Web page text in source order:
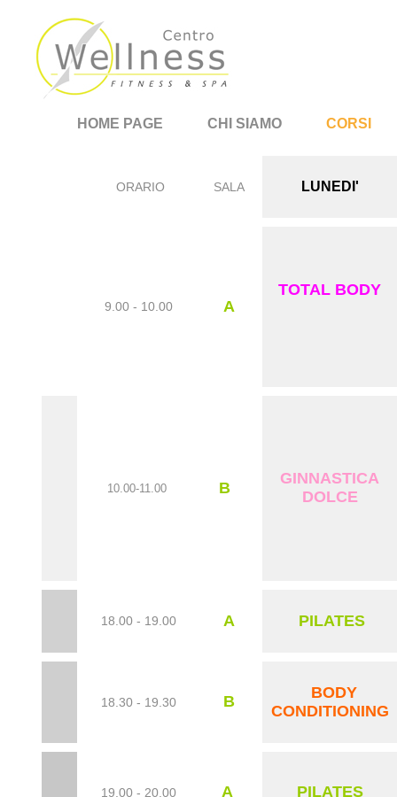
HOME PAGE CHI SIAMO CORSI
ORARIO SALA LUNEDI'
9.00 - 10.00 A
TOTAL BODY
10.00-11.00 B
GINNASTICA
DOLCE
18.00 - 19.00 A PILATES
18.30 - 19.30 B
BODY
CONDITIONING
19.00 - 20.00 A PILATES